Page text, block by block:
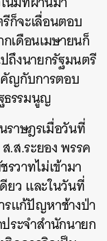
ก็จะเลื่อนตอบ
เดือนเมษายนก็
ถึงนายกรัฐมนตรี
ญกับการตอบ
ธรรมนูญ
าษฎรเมื่อวันที่
ส.ระยอง พรรค
วาทไม่เข้ามา
ยว และในวันที่
รแก้ปัญหาช้างป่า
ระจำสำนักนายก
EMAIL